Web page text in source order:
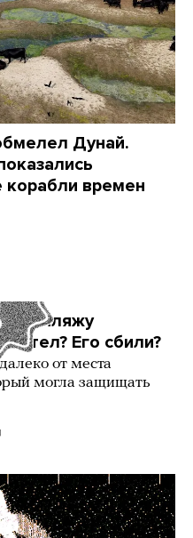
Дунай.
корабли времен
по пляжу
Его сбили?
от места
могла защищать